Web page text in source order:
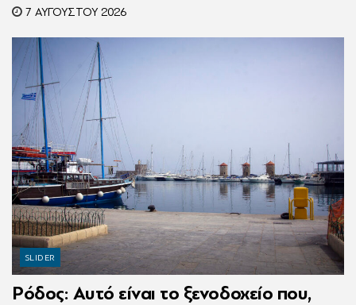
7 ΑΥΓΟΎΣΤΟΥ 2026
SLIDER
Ρόδος: Αυτό είναι το ξενοδοχείο που,